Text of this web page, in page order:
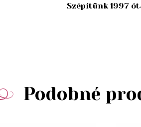
Szépítünk 1997
Podobné